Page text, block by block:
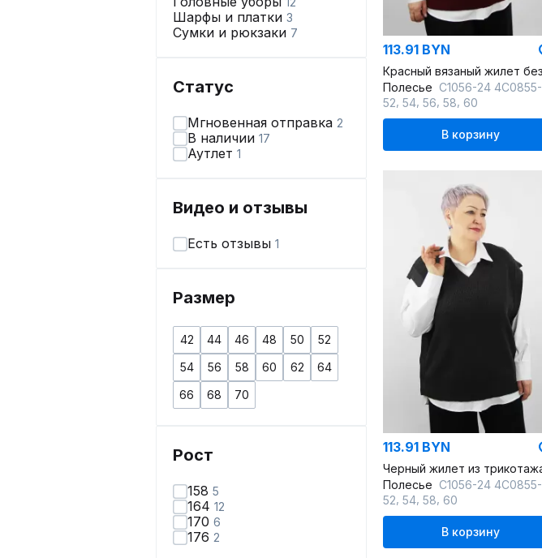
Шарфы и платки 3
Сумки и рюкзаки 7
Статус
Мгновенная отправка 2
В наличии 17
Аутлет 1
Видео и отзывы
Есть отзывы 1
Размер
42 44 46 48 50
52
54
56 58 60 62
64
66
68 70
Рост
158 5
164 12
170 6
176 2
113.91 BYN
Полесье С1056-24 4С0855-Д43 158,164 св.бордовый
52 54 56 58 60
В корзину
113.91 BYN
Полесье С1056-24 4С0855-Д43 158,164 турецкий_кофе
52 54 58 60
В корзину